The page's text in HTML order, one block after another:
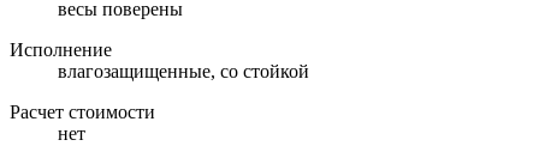
весы поверены
Исполнение
влагозащищенные, со стойкой
Расчет стоимости
нет